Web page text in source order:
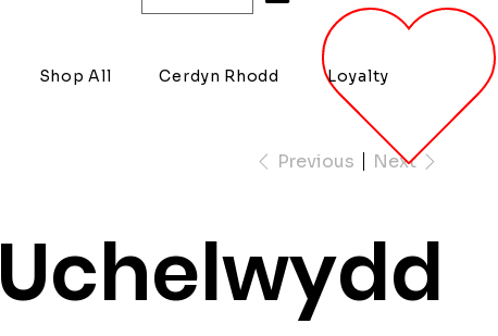
Shop All Cerdyn Rhodd Loyalty
Previous Next
Uchelwydd